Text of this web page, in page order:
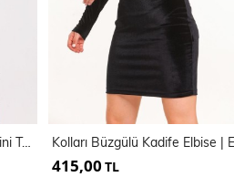
Kruvaze Uzun Kol Kadife Mini Taşlı Abiye Elbise
415,00 TL